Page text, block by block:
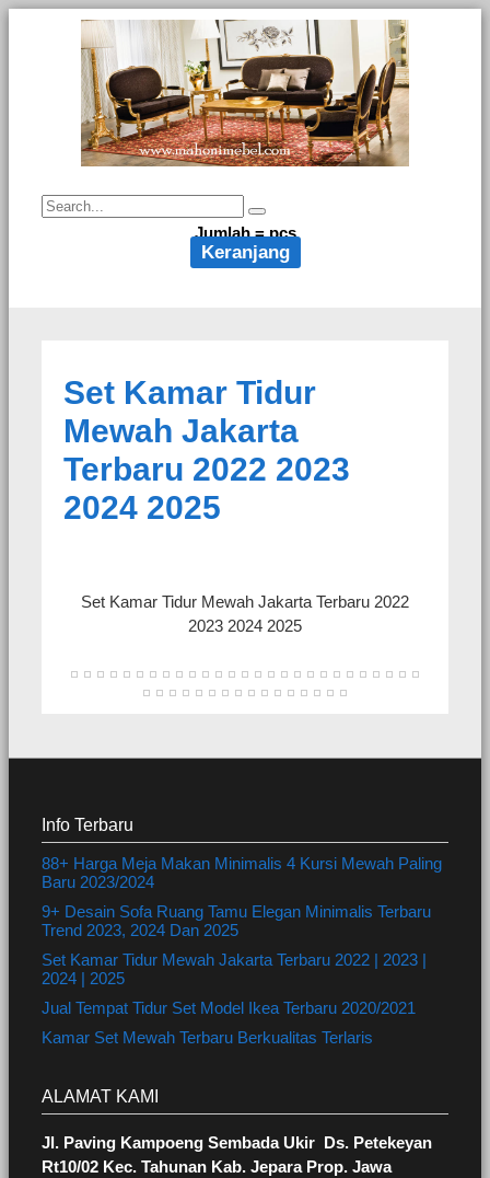
Jumlah =pcs
Keranjang
Set Kamar Tidur
Mewah Jakarta
Terbaru 2022 2023
2024 2025
Set Kamar Tidur Mewah Jakarta Terbaru 2022
2023 2024 2025
Info Terbaru
88+ Harga Meja Makan Minimalis 4 Kursi Mewah Paling
Baru 2023/2024
9+ Desain Sofa Ruang Tamu Elegan Minimalis Terbaru
Trend 2023, 2024 Dan 2025
Set Kamar Tidur Mewah Jakarta Terbaru 2022 | 2023 |
2024 | 2025
Jual Tempat Tidur Set Model Ikea Terbaru 2020/2021
Kamar Set Mewah Terbaru Berkualitas Terlaris
ALAMAT KAMI
Jl. Paving Kampoeng Sembada Ukir Ds. Petekeyan
Rt10/02 Kec. Tahunan Kab. Jepara Prop. Jawa